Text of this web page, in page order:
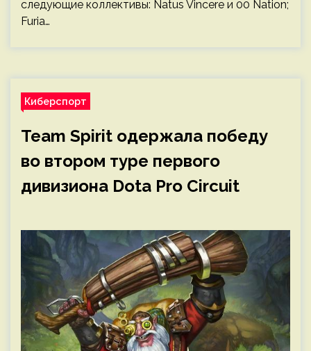
следующие коллективы: Natus Vincere и 00 Nation;
Furia…
Киберспорт
Team Spirit одержала победу
во втором туре первого
дивизиона Dota Pro Circuit